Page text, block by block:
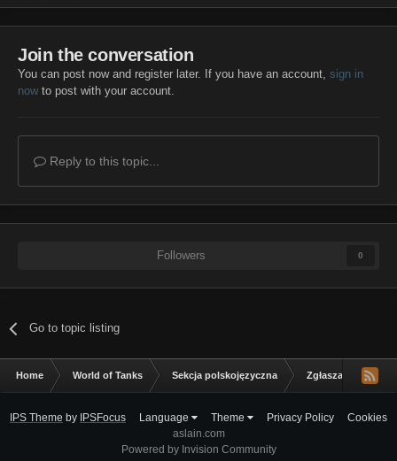
Join the conversation
You can post now and register later. If you have an account, sign in
nowto post with your account.
Reply to this topic...
Followers 0
Go to topic listing
Home World of Tanks Sekcja polskojęzyczna Zgłaszanie
IPS Theme by IPSFocus Language Theme Privacy Policy
Cookies
aslain.com
Powered by Invision Community